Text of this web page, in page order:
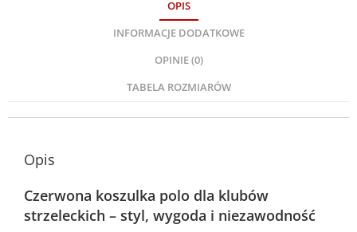
OPIS
INFORMACJE DODATKOWE
OPINIE (0)
TABELA ROZMIARÓW
Opis
Czerwona koszulka polo dla klubów
strzeleckich – styl, wygoda i niezawodność